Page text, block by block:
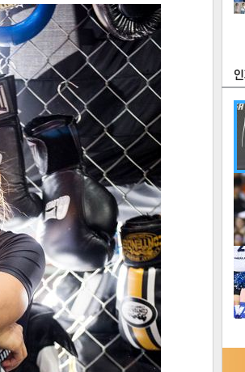
만화
텍스 텍스 url 복 인쇄
연예
2